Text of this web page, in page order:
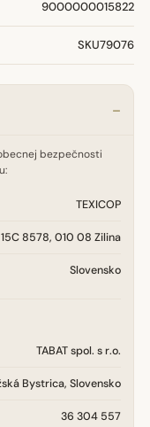
9000000015822
SKU79076
bezpečnosti
TEXICOP
8578, 010 08 Zilina
Slovensko
TABAT spol. s r.o.
Bystrica, Slovensko
36 304 557